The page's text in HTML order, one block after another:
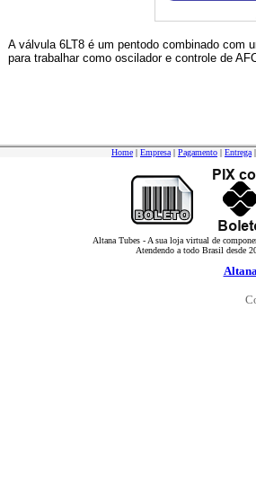
A válvula 6LT8 é um pentodo combinado com
para trabalhar como oscilador e controle de
Home | Empresa | Pagamento | Entrega |
Altana Tubes - A sua loja virtual de
Atendendo a todo Brasil desde